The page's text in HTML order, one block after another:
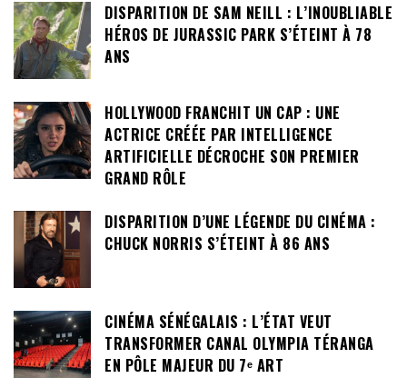
DISPARITION DE SAM NEILL : L’INOUBLIABLE
HÉROS DE JURASSIC PARK S’ÉTEINT À 78
ANS
HOLLYWOOD FRANCHIT UN CAP : UNE
ACTRICE CRÉÉE PAR INTELLIGENCE
ARTIFICIELLE DÉCROCHE SON PREMIER
GRAND RÔLE
DISPARITION D’UNE LÉGENDE DU CINÉMA :
CHUCK NORRIS S’ÉTEINT À 86 ANS
CINÉMA SÉNÉGALAIS : L’ÉTAT VEUT
TRANSFORMER CANAL OLYMPIA TÉRANGA
EN PÔLE MAJEUR DU 7ᵉ ART